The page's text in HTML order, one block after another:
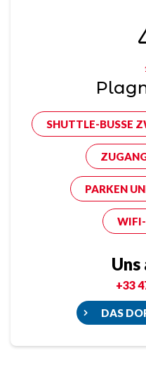
SHUTTLE-BUSSE
PARKEN
Uns
+33
DAS